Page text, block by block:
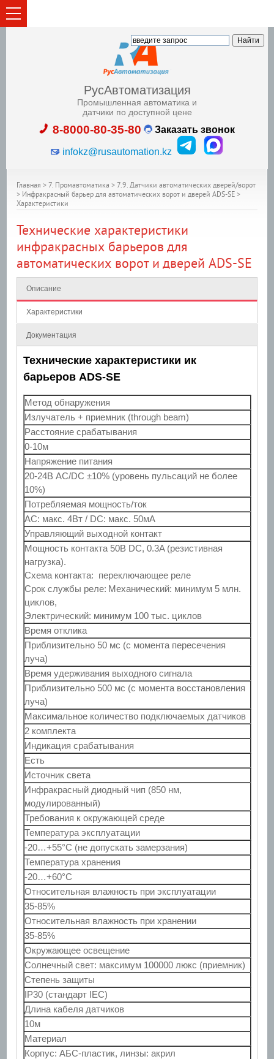
РусАвтоматизация
Промышленная автоматика и
датчики по доступной цене
8-8000-80-35-80 Заказать звонок
infokz@rusautomation.kz
Главная > 7. Промавтоматика > 7.9. Датчики автоматических дверей/ворот
> Инфракрасный барьер для автоматических ворот и дверей ADS-SE >
Характеристики
Технические характеристики
инфракрасных барьеров для
автоматических ворот и дверей ADS-SE
Описание
Характеристики
Документация
Технические характеристики ик
барьеров ADS-SE
Метод обнаружения
Излучатель + приемник (through beam)
Расстояние срабатывания
0-10м
Напряжение питания
20-24В AC/DC ±10% (уровень пульсаций не более
10%)
Потребляемая мощность/ток
AC: макс. 4Вт / DC: макс. 50мА
Управляющий выходной контакт
Мощность контакта 50В DC, 0.3A (резистивная
нагрузка).
Схема контакта: переключающее реле
Срок службы реле: Механический: минимум 5 млн.
циклов,
Электрический: минимум 100 тыс. циклов
Время отклика
Приблизительно 50 мс (с момента пересечения
луча)
Время удерживания выходного сигнала
Приблизительно 500 мс (с момента восстановления
луча)
Максимальное количество подключаемых датчиков
2 комплекта
Индикация срабатывания
Есть
Источник света
Инфракрасный диодный чип (850 нм,
модулированный)
Требования к окружающей среде
Температура эксплуатации
-20…+55°С (не допускать замерзания)
Температура хранения
-20…+60°С
Относительная влажность при эксплуатации
35-85%
Относительная влажность при хранении
35-85%
Окружающее освещение
Солнечный свет: максимум 100000 люкс (приемник)
Степень защиты
IP30 (стандарт IEC)
Длина кабеля датчиков
10м
Материал
Корпус: АБС-пластик, линзы: акрил